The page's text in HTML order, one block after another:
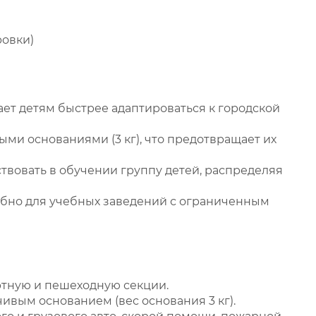
детям быстрее адаптироваться к городской
основаниями (3 кг), что предотвращает их
в обучении группу детей, распределяя
для учебных заведений с ограниченным
и пешеходную секции.
основанием (вес основания 3 кг).